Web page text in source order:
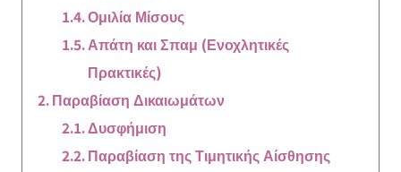
Ομιλία Μίσους
Απάτη και Σπαμ (Ενοχλητικές
Πρακτικές)
Παραβίαση Δικαιωμάτων
Δυσφήμιση
Παραβίαση της Τιμητικής Αίσθησης